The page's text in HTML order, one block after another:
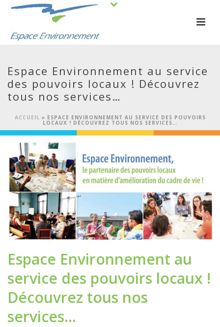
Espace Environnement au service
des pouvoirs locaux ! Découvrez
tous nos services…
ACCUEIL » ESPACE ENVIRONNEMENT AU SERVICE DES POUVOIRS
LOCAUX ! DÉCOUVREZ TOUS NOS SERVICES…
Espace Environnement au
service des pouvoirs locaux !
Découvrez tous nos
services…